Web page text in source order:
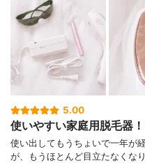
5.00
使いやすい家庭用脱毛器！
使い出してもうちょいで一年が
が、もうほとんど目立たなくな